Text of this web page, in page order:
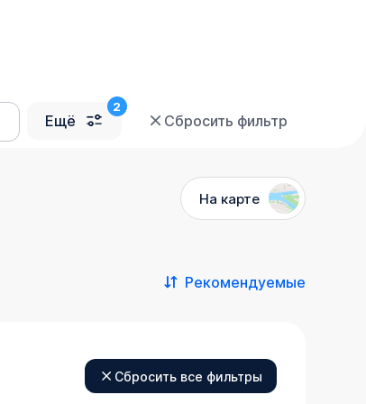
Ещё Сбросить фильтр
На карте
Рекомендуемые
Сбросить все фильтры